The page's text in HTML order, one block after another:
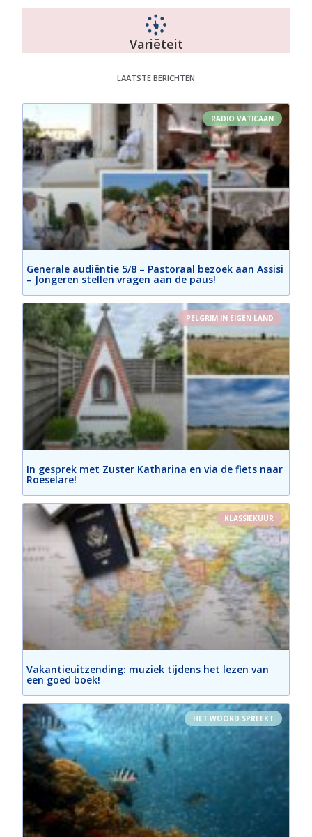
Variëteit
LAATSTE BERICHTEN
RADIO VATICAAN
Generale audiëntie 5/8 – Pastoraal bezoek aan Assisi
– Jongeren stellen vragen aan de paus!
PELGRIM IN EIGEN LAND
In gesprek met Zuster Katharina en via de fiets naar
Roeselare!
KLASSIEKUUR
Vakantieuitzending: muziek tijdens het lezen van
een goed boek!
HET WOORD SPREEKT